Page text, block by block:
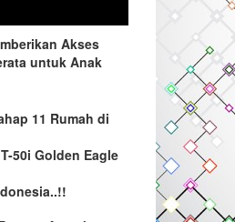
Akses
untuk Anak
11 Rumah di
50i Golden Eagle